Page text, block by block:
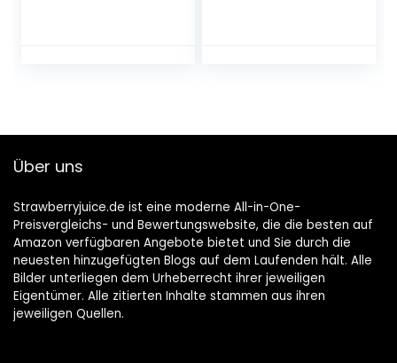
Über uns
Strawberryjuice.de ist eine moderne All-in-One-
Preisvergleichs- und Bewertungswebsite, die die besten auf
Amazon verfügbaren Angebote bietet und Sie durch die
neuesten hinzugefügten Blogs auf dem Laufenden hält. Alle
Bilder unterliegen dem Urheberrecht ihrer jeweiligen
Eigentümer. Alle zitierten Inhalte stammen aus ihren
jeweiligen Quellen.